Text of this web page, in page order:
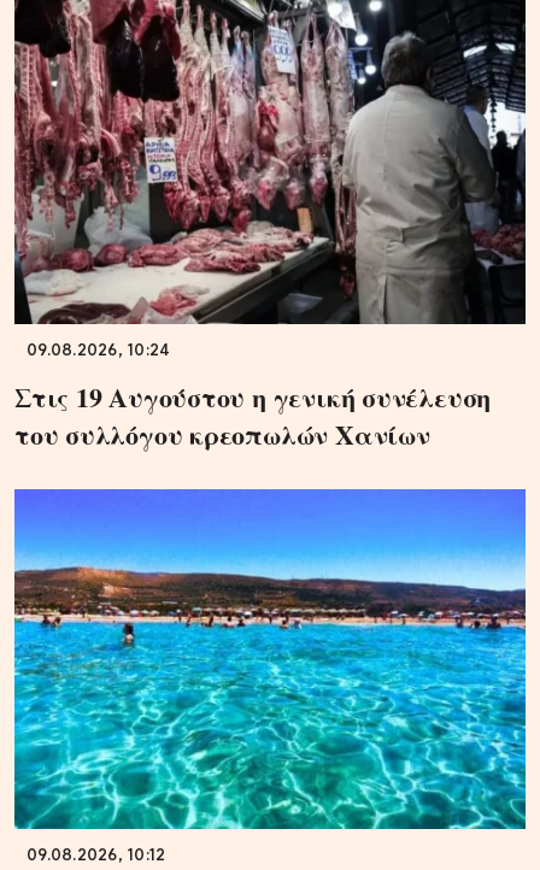
09.08.2026, 10:24
Στις 19 Αυγούστου η γενική συνέλευση
του συλλόγου κρεοπωλών Χανίων
09.08.2026, 10:12